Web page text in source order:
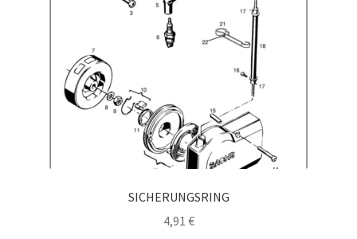
SICHERUNGSRING
4,91 €